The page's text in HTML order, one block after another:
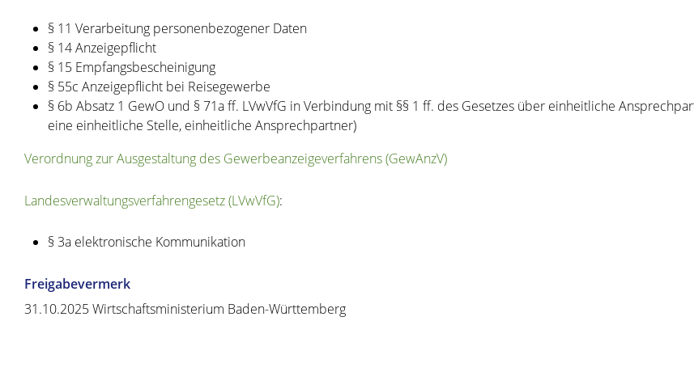
§ 11 Verarbeitung personenbezogener Daten
§ 14 Anzeigepflicht
§ 15 Empfangsbescheinigung
§ 55c Anzeigepflicht bei Reisegewerbe
§ 6b Absatz 1 GewO und § 71a ff. LVwVfG in Verbindung mit §§ 1 ff. des Gesetzes über einheitliche
eine einheitliche Stelle, einheitliche Ansprechpartner)
Verordnung zur Ausgestaltung des Gewerbeanzeigeverfahrens (GewAnzV)
Landesverwaltungsverfahrengesetz (LVwVfG):
§ 3a elektronische Kommunikation
Freigabevermerk
31.10.2025 Wirtschaftsministerium Baden-Württemberg